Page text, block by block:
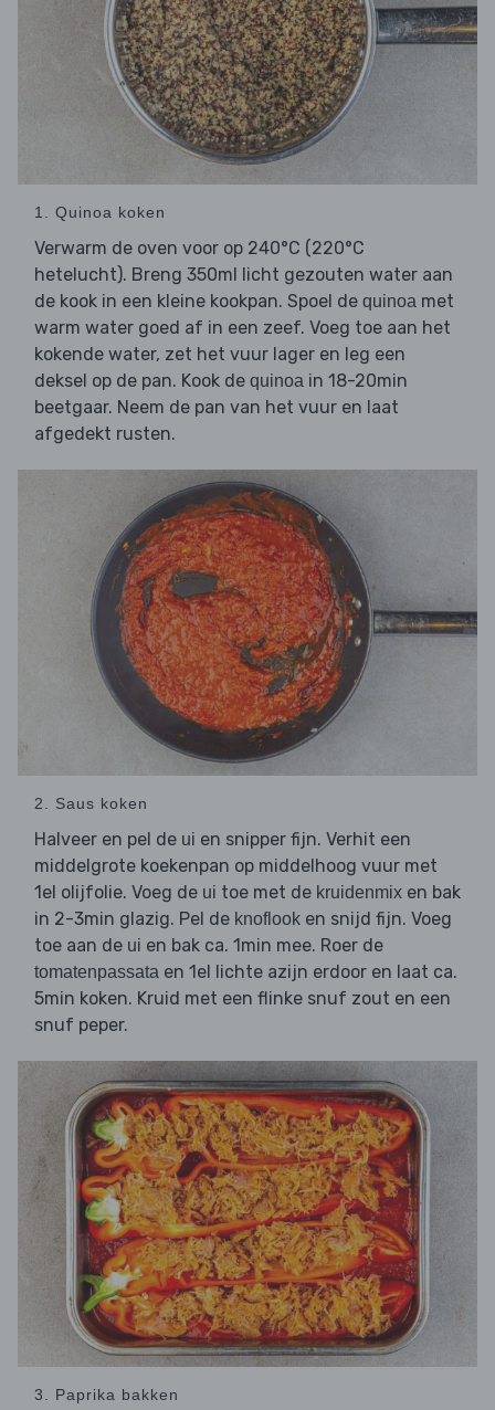
1. Quinoa koken
Verwarm de oven voor op 240°C (220°C
hetelucht). Breng 350ml licht gezouten water aan
de kook in een kleine kookpan. Spoel de quinoa met
warm water goed af in een zeef. Voeg toe aan het
kokende water, zet het vuur lager en leg een
deksel op de pan. Kook de quinoa in 18-20min
beetgaar. Neem de pan van het vuur en laat
afgedekt rusten.
2. Saus koken
Halveer en pel de ui en snipper fijn. Verhit een
middelgrote koekenpan op middelhoog vuur met
1el olijfolie. Voeg de ui toe met de kruidenmix en bak
in 2-3min glazig. Pel de knoflook en snijd fijn. Voeg
toe aan de ui en bak ca. 1min mee. Roer de
tomatenpassata en 1el lichte azijn erdoor en laat ca.
5min koken. Kruid met een flinke snuf zout en een
snuf peper.
3. Paprika bakken